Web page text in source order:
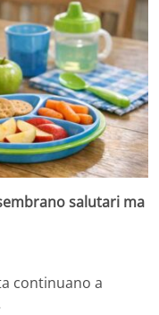
salutari ma
continuano a